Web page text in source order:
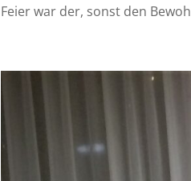
Feier war der, sonst den